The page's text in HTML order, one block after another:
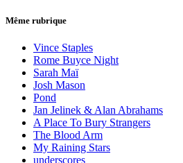
Même rubrique
Vince Staples
Rome Buyce Night
Sarah Maï
Josh Mason
Pond
Jan Jelinek & Alan Abrahams
A Place To Bury Strangers
The Blood Arm
My Raining Stars
underscores